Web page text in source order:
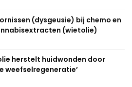
(dysgeusie) bij chemo en
(wietolie)
herstelt huidwonden door
weefselregeneratie’